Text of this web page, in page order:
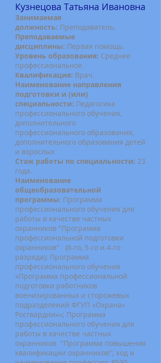
Кузнецова Татьяна Ивановна
Занимаемая
должность: Преподаватель.
Преподаваемые
дисциплины: Первая помощь.
Уровень образования: Среднее
профессиональное.
Квалификация: Врач.
Наименование направления
подготовки и (или)
специальности: Педагогика
профессионального обучения,
дополнительного
профессионального образования,
дополнительного образования детей
и взрослых
Стаж работы по специальности: 23
года.
Наименование
общеобразовательной
программы: Программа
профессионального обучения для
работы в качестве частных
охранников "Программа
профессиональной подготовки
охранников" (6-го, 5-го и 4-го
разряда); Программа
профессионального обучения
«Программа профессиональной
подготовки работников
военизированных и сторожевых
подразделений ФГУП «Охрана»
Росгвардии»»; Программа
профессионального обучения для
работы в качестве частных
охранников "Программа повышения
квалификации охранников"; код и